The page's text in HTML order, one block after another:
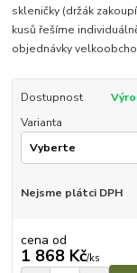
skleničky (držák
kusů řešíme
objednávky
Dostupnost
Varianta
Nejsme plátci DPH
cena od
1 868 Kč/ks